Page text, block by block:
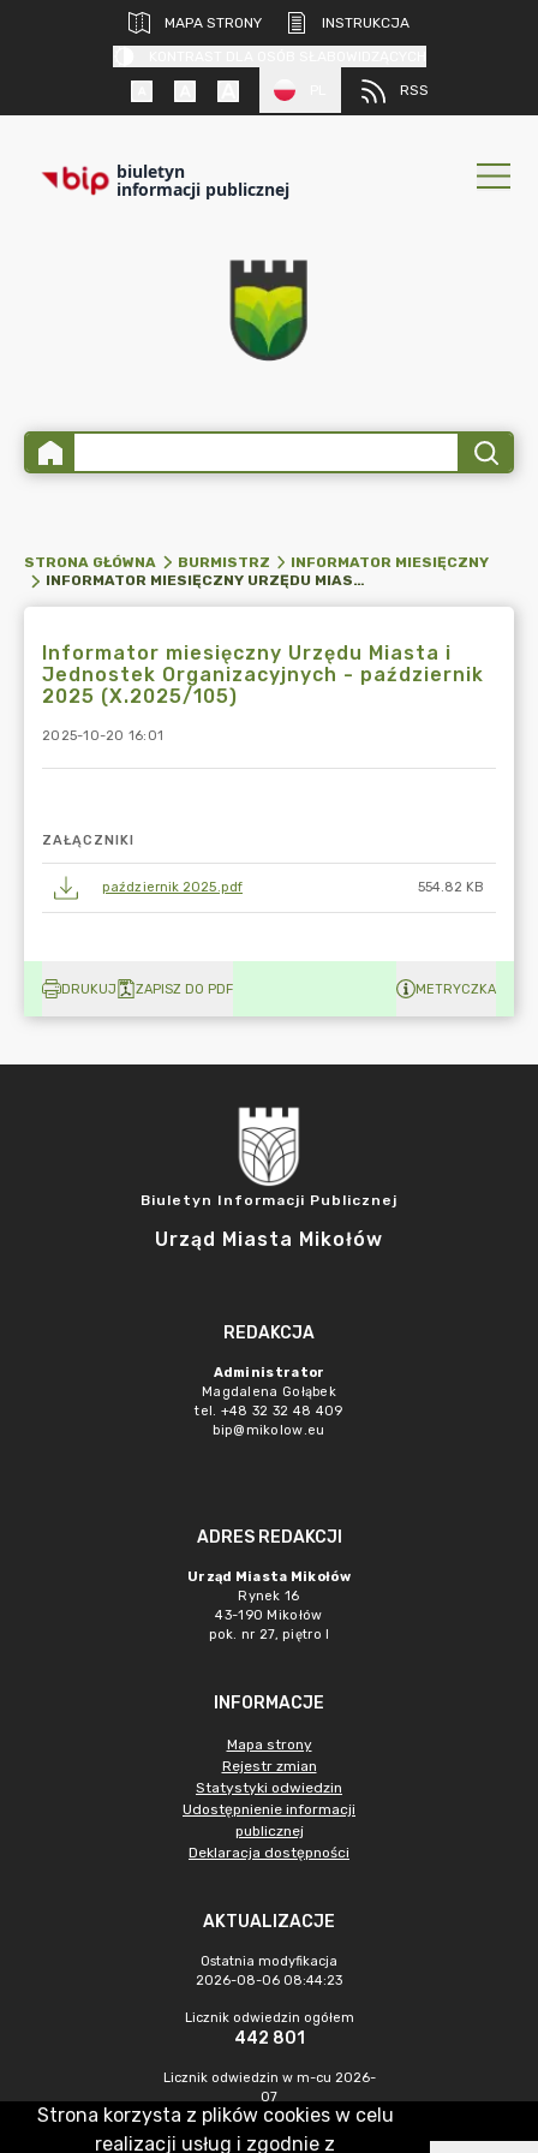
MAPA STRONY
INSTRUKCJA
RSS
biuletyn
informacji publicznej
STRONA GŁÓWNA BURMISTRZ
INFORMATOR MIESIĘCZNY
INFORMATOR MIESIĘCZNY URZĘDU MIASTA I JEDNOSTEK ORGANIZACYJNYCH - PAŹDZIERNIK 2025 (X.2025/105)
Informator miesięczny Urzędu Miasta i
Jednostek Organizacyjnych - październik
2025 (X.2025/105)
2025-10-20 16:01
ZAŁĄCZNIKI
październik 2025.pdf 554.82 KB
DRUKUJ ZAPISZ DO PDF METRYCZKA
Biuletyn Informacji Publicznej
Urząd Miasta Mikołów
REDAKCJA
Administrator
Magdalena Gołąbek
tel. +48 32 32 48 409
bip@mikolow.eu
ADRES REDAKCJI
Urząd Miasta Mikołów
Rynek 16
43-190 Mikołów
pok. nr 27, piętro I
INFORMACJE
Mapa strony
Rejestr zmian
Statystyki odwiedzin
Udostępnienie informacji
publicznej
Deklaracja dostępności
AKTUALIZACJE
Ostatnia modyfikacja
2026-08-06 08:44:23
Licznik odwiedzin ogółem
442 801
Licznik odwiedzin w m-cu 2026-
07
1 016
Strona korzysta z plików cookies w celu
realizacji usług i zgodnie z